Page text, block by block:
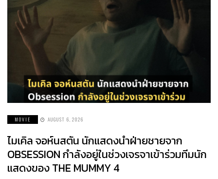
MOVIE AUGUST 6, 2026
ไมเคิล จอห์นสตัน นักแสดงนำฝ่ายชายจาก
OBSESSION กำลังอยู่ในช่วงเจรจาเข้าร่วมทีมนัก
แสดงของ THE MUMMY 4